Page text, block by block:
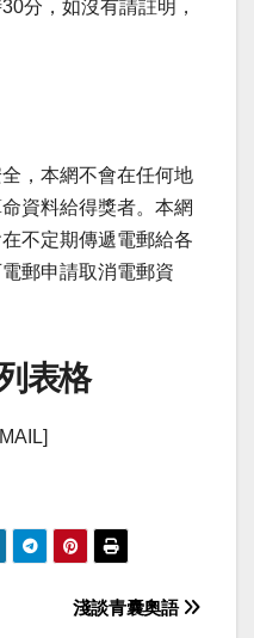
分，如沒有請註明，
，本網不會在任何地
資料給得獎者。本網
不定期傳遞電郵給各
郵申請取消電郵資
表格
淺談青囊奧語